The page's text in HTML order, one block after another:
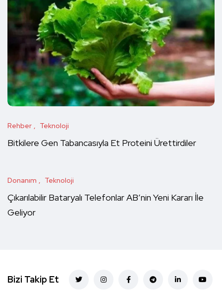
Rehber Teknoloji
Bitkilere Gen Tabancasıyla Et Proteini Ürettirdiler
Donanım Teknoloji
Çıkarılabilir Bataryalı Telefonlar AB’nin Yeni Kararı İle
Geliyor
Bizi Takip Et